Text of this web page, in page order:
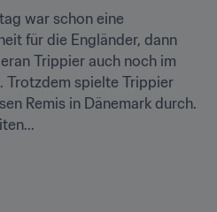
war schon eine
für die Engländer, dann
Trippier auch noch im
Trotzdem spielte Trippier
Remis in Dänemark durch.